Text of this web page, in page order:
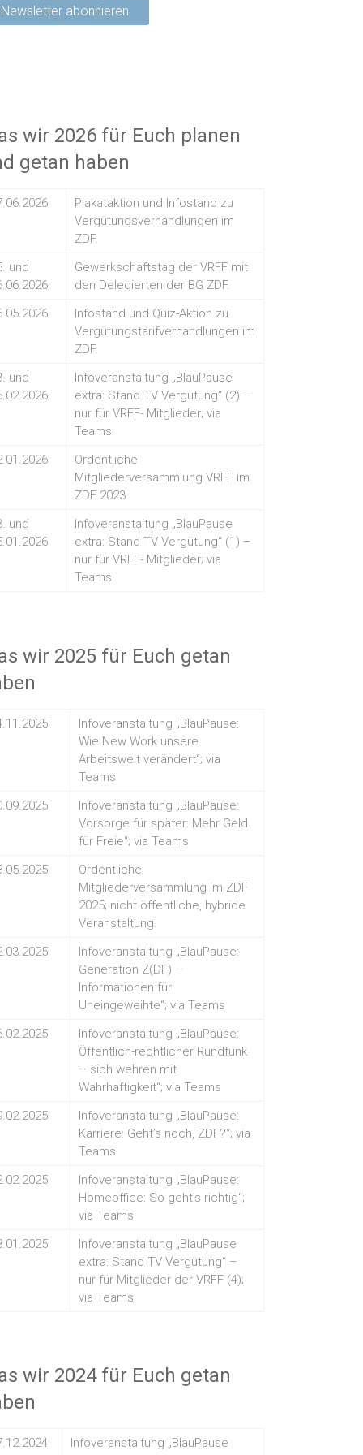
wir 2026 für Euch planen
getan haben
Plakataktion und Infostand zu
Vergütungsverhandlungen im
ZDF.
und
Gewerkschaftstag der VRFF mit
den Delegierten der BG ZDF.
Infostand und Quiz-Aktion zu
Vergütungstarifverhandlungen im
ZDF.
und
Infoveranstaltung „BlauPause
extra: Stand TV Vergütung“ (2) –
nur für VRFF- Mitglieder; via
Teams
Ordentliche
Mitgliederversammlung VRFF im
ZDF 2023
und
Infoveranstaltung „BlauPause
extra: Stand TV Vergütung“ (1) –
nur für VRFF- Mitglieder; via
Teams
wir 2025 für Euch getan
Infoveranstaltung „BlauPause:
Wie New Work unsere
Arbeitswelt verändert“; via
Teams
Infoveranstaltung „BlauPause:
Vorsorge für später: Mehr Geld
für Freie“; via Teams
Ordentliche
Mitgliederversammlung im ZDF
2025; nicht öffentliche, hybride
Veranstaltung.
Infoveranstaltung „BlauPause:
Generation Z(DF) –
Informationen für
Uneingeweihte“; via Teams
Infoveranstaltung „BlauPause:
Öffentlich-rechtlicher Rundfunk
– sich wehren mit
Wahrhaftigkeit“; via Teams
Infoveranstaltung „BlauPause:
Karriere: Geht’s noch, ZDF?“; via
Teams
Infoveranstaltung „BlauPause:
Homeoffice: So geht’s richtig“;
via Teams
Infoveranstaltung „BlauPause
extra: Stand TV Vergütung“ –
nur für Mitglieder der VRFF (4);
via Teams
wir 2024 für Euch getan
Infoveranstaltung „BlauPause